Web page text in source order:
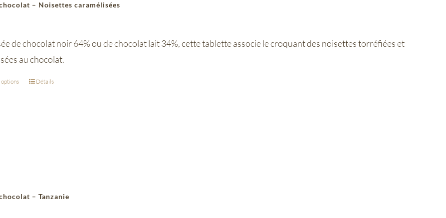
– Noisettes caramélisées
de chocolat noir 64% ou de chocolat lait 34%, cette tablette associe le croquant des noisettes torréfiées et
au chocolat.
Détails
– Tanzanie